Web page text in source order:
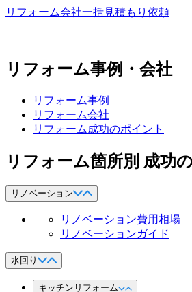
リフォーム会社一括見積もり依頼
リフォーム事例・会社
リフォーム事例
リフォーム会社
リフォーム成功のポイント
リフォーム箇所別 成功
リノベーション
リノベーション費用相場
リノベーションガイド
水回り
キッチンリフォーム